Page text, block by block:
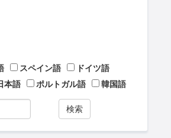
スペイン語
ドイツ語
本語
ポルトガル語 韓国語
検索